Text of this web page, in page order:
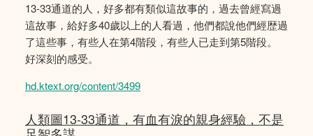
13-33通道的人，好多都有類似這故事的，過去曾經寫過
這故事，給好多40歲以上的人看過，他們都說他們經歴過
了這些事，有些人在第4階段，有些人已走到第5階段。
好深刻的感受。
hd.ktext.org/content/3499
人類圖13-33通道，有血有淚的親身經驗，不是